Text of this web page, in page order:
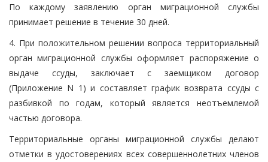
По каждому заявлению орган миграционной службы
принимает решение в течение 30 дней.
4. При положительном решении вопроса территориальный
орган миграционной службы оформляет распоряжение о
выдаче ссуды, заключает с заемщиком договор
(Приложение N 1) и составляет график возврата ссуды с
разбивкой по годам, который является неотъемлемой
частью договора.
Территориальные органы миграционной службы делают
отметки в удостоверениях всех совершеннолетних членов